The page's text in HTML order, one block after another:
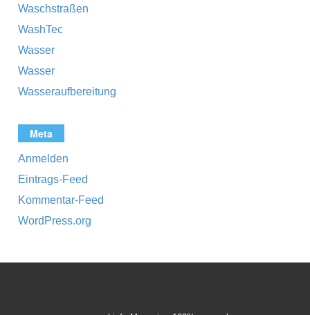
Waschstraßen
WashTec
Wasser
Wasser
Wasseraufbereitung
Meta
Anmelden
Eintrags-Feed
Kommentar-Feed
WordPress.org